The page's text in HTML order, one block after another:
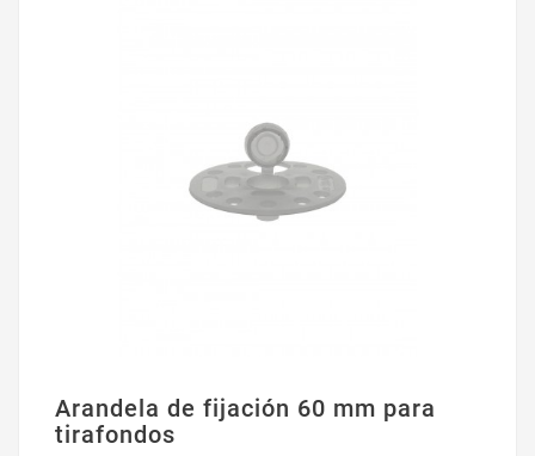
Arandela de fijación 60 mm para
tirafondos